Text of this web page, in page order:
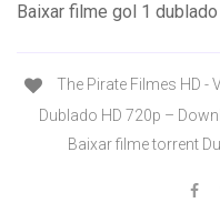
Baixar filme gol 1 dublado
The Pirate Filmes HD -
Dublado HD 720p –
Baixar filme torrent